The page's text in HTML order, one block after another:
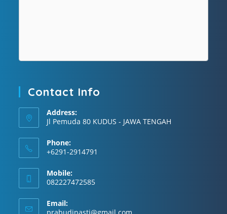
Contact Info
Address:
Jl Pemuda 80 KUDUS - JAWA TENGAH
Phone:
+6291-2914791
Mobile:
082227472585
Email:
prabudinasti@gmail.com